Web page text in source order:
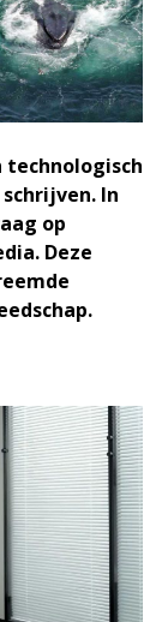
technologisch
In
op
Deze